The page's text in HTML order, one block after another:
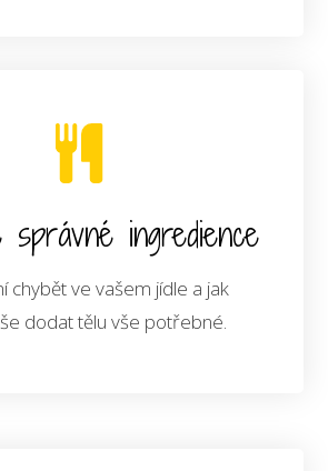
správné ingredience
chybět ve vašem jídle a jak
dodat tělu vše potřebné.